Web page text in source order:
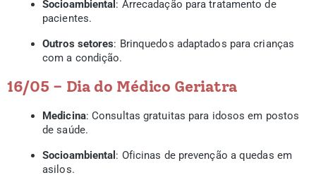
Socioambiental : Arrecadação para tratamento de
pacientes.
Outros setores: Brinquedos adaptados para crianças
com a condição.
16/05 – Dia do Médico Geriatra
Medicina: Consultas gratuitas para idosos em postos
de saúde.
Socioambiental : Oficinas de prevenção a quedas em
asilos.